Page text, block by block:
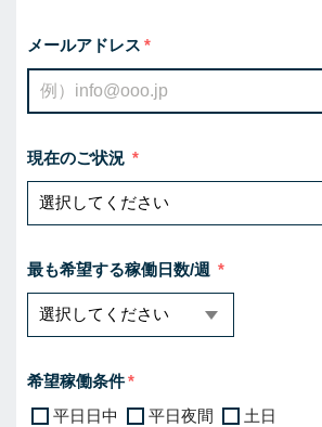
メールアドレス
現在のご状況
最も希望する稼働日数/週
希望稼働条件
平日日中
平日夜間 土日